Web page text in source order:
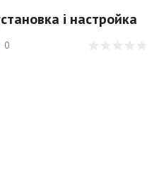
і настройка
0